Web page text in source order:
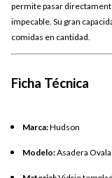
permite pasar
impecable. Su gran
comidas en cantidad.
Ficha Técnica
Marca:Hudson
Modelo:Asadera